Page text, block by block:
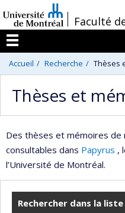
au
contenu
/Faculté
Menu
Accueil Recherche Thèses
Thèses et
Des thèses et mémoires
consultables dans Papyrus ,
l’Université de Montréal.
Rechercher dans la liste